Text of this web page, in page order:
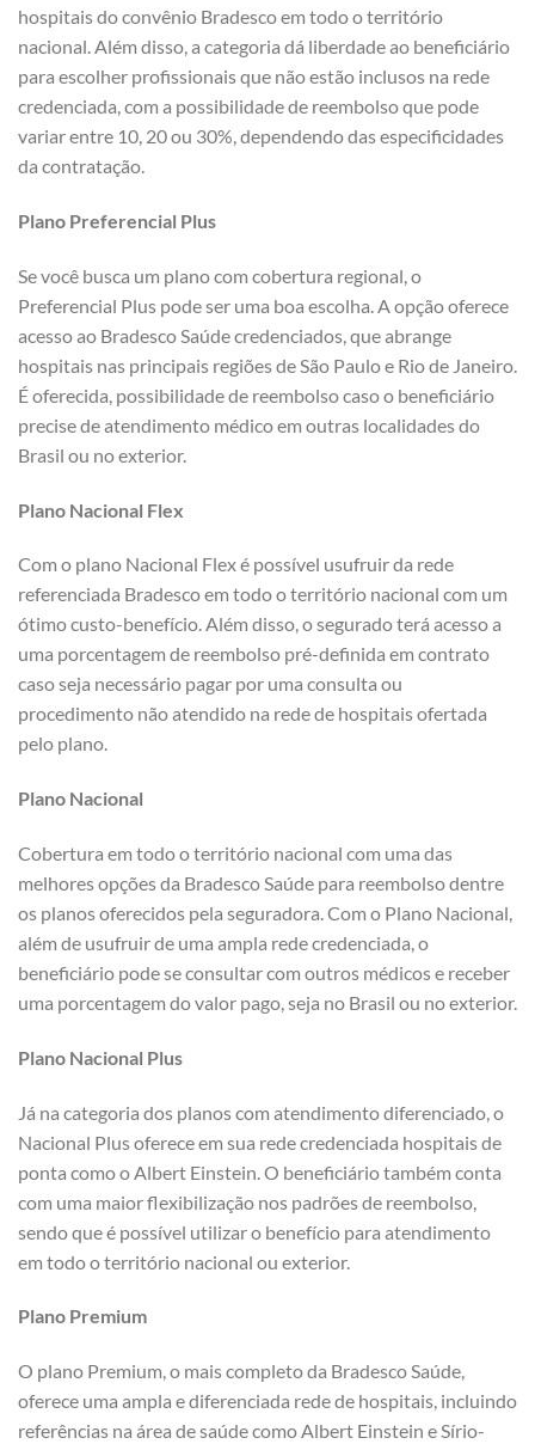
hospitais do convênio Bradesco em todo o território
nacional. Além disso, a categoria dá liberdade ao beneficiário
para escolher profissionais que não estão inclusos na rede
credenciada, com a possibilidade de reembolso que pode
variar entre 10, 20 ou 30%, dependendo das especificidades
da contratação.
Plano Preferencial Plus
Se você busca um plano com cobertura regional, o
Preferencial Plus pode ser uma boa escolha. A opção oferece
acesso ao Bradesco Saúde credenciados, que abrange
hospitais nas principais regiões de São Paulo e Rio de Janeiro.
É oferecida, possibilidade de reembolso caso o beneficiário
precise de atendimento médico em outras localidades do
Brasil ou no exterior.
Plano Nacional Flex
Com o plano Nacional Flex é possível usufruir da rede
referenciada Bradesco em todo o território nacional com um
ótimo custo-benefício. Além disso, o segurado terá acesso a
uma porcentagem de reembolso pré-definida em contrato
caso seja necessário pagar por uma consulta ou
procedimento não atendido na rede de hospitais ofertada
pelo plano.
Plano Nacional
Cobertura em todo o território nacional com uma das
melhores opções da Bradesco Saúde para reembolso dentre
os planos oferecidos pela seguradora. Com o Plano Nacional,
além de usufruir de uma ampla rede credenciada, o
beneficiário pode se consultar com outros médicos e receber
uma porcentagem do valor pago, seja no Brasil ou no exterior.
Plano Nacional Plus
Já na categoria dos planos com atendimento diferenciado, o
Nacional Plus oferece em sua rede credenciada hospitais de
ponta como o Albert Einstein. O beneficiário também conta
com uma maior flexibilização nos padrões de reembolso,
sendo que é possível utilizar o benefício para atendimento
em todo o território nacional ou exterior.
Plano Premium
O plano Premium, o mais completo da Bradesco Saúde,
oferece uma ampla e diferenciada rede de hospitais, incluindo
referências na área de saúde como Albert Einstein e Sírio-